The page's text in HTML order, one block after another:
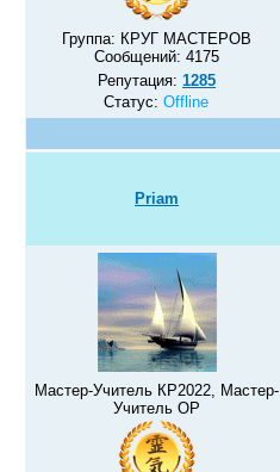
Группа: КРУГ МАСТЕРОВ
Сообщений: 4175
Репутация: 1285
Статус:Offline
Priam
Мастер-Учитель КР2022, Мастер-
Учитель ОР